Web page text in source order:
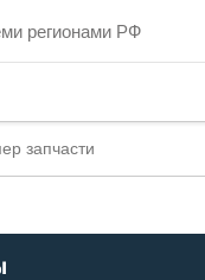
регионами РФ